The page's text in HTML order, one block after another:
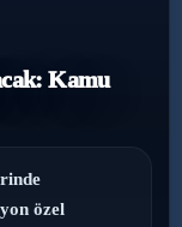
Kamu
özel